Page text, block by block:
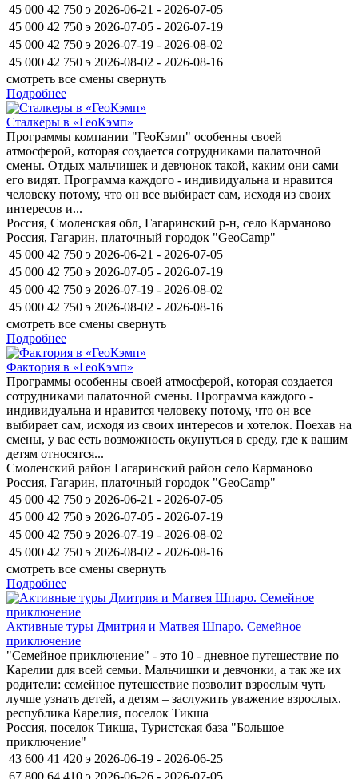
45 000 42 750 э 2026-06-21 - 2026-07-05
45 000 42 750 э 2026-07-05 - 2026-07-19
45 000 42 750 э 2026-07-19 - 2026-08-02
45 000 42 750 э 2026-08-02 - 2026-08-16
смотреть все смены свернуть
Подробнее
Сталкеры в «ГеоКэмп»
Программы компании "ГеоКэмп" особенны своей
атмосферой, которая создается сотрудниками палаточной
смены. Отдых мальчишек и девчонок такой, каким они сами
его видят. Программа каждого - индивидуальна и нравится
человеку потому, что он все выбирает сам, исходя из своих
интересов и...
Россия, Смоленская обл, Гагаринский р-н, село Карманово
Россия, Гагарин, платочный городок "GeoCamp"
45 000 42 750 э 2026-06-21 - 2026-07-05
45 000 42 750 э 2026-07-05 - 2026-07-19
45 000 42 750 э 2026-07-19 - 2026-08-02
45 000 42 750 э 2026-08-02 - 2026-08-16
смотреть все смены свернуть
Подробнее
Фактория в «ГеоКэмп»
Программы особенны своей атмосферой, которая создается
сотрудниками палаточной смены. Программа каждого -
индивидуальна и нравится человеку потому, что он все
выбирает сам, исходя из своих интересов и хотелок. Поехав на
смены, у вас есть возможность окунуться в среду, где к вашим
детям относятся...
Смоленский район Гагаринский район село Карманово
Россия, Гагарин, платочный городок "GeoCamp"
45 000 42 750 э 2026-06-21 - 2026-07-05
45 000 42 750 э 2026-07-05 - 2026-07-19
45 000 42 750 э 2026-07-19 - 2026-08-02
45 000 42 750 э 2026-08-02 - 2026-08-16
смотреть все смены свернуть
Подробнее
Активные туры Дмитрия и Матвея Шпаро. Cемейное
приключение
"Cемейное приключение" - это 10 - дневное путешествие по
Карелии для всей семьи. Мальчишки и девчонки, а так же их
родители: семейное путешествие позволит взрослым чуть
лучше узнать детей, а детям – заслужить уважение взрослых.
республика Карелия, поселок Тикша
Россия, поселок Тикша, Туристская база "Большое
приключение"
43 600 41 420 э 2026-06-19 - 2026-06-25
67 800 64 410 э 2026-06-26 - 2026-07-05